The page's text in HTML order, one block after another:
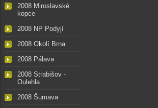
2008 Miroslavské
kopce
2008 NP Podyjí
2008 Okolí Brna
2008 Pálava
2008 Strabišov -
Oulehla
2008 Šumava